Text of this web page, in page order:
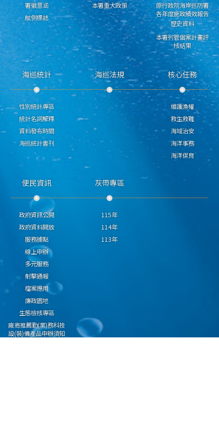
署徽意涵
舷側標誌
本署重大政策
原行政院海岸巡防署
各年度施政績效報告
歷史資料
本署列管個案計畫評
核結果
海巡統計
性別統計專區
統計名詞解釋
資料發布時間
海巡統計書刊
海巡法規 核心任務
維護漁權
救生救難
海域治安
海洋事務
海洋保育
便民資訊
政府資訊公開
政府資料開放
服務據點
線上申辦
多元服務
射擊通報
檔案應用
廉政園地
生態檢核專區
廠商推薦勤(業)務科技
設(裝)備產品申辦須知
灰帶專區
115年
114年
113年